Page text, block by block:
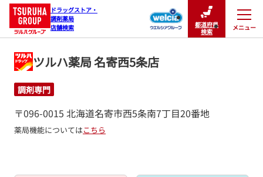
ドラッグストア・
調剤薬局
店舗検索
都道府県
検索
メニュー
閉じる
ツルハ薬局 名寄西5条店
調剤専門
〒096-0015 北海道名寄市西5条南7丁目20番地
薬局機能についてはこちら